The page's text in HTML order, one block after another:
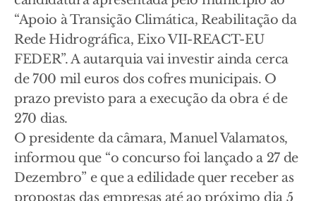
“Apoio à Transição Climática, Reabilitação da
Rede Hidrográfica, Eixo VII-REACT-EU
FEDER”. A autarquia vai investir ainda cerca
de 700 mil euros dos cofres municipais. O
prazo previsto para a execução da obra é de
270 dias.
O presidente da câmara, Manuel Valamatos,
informou que “o concurso foi lançado a 27 de
Dezembro” e que a edilidade quer receber as
propostas das empresas até ao próximo dia 5